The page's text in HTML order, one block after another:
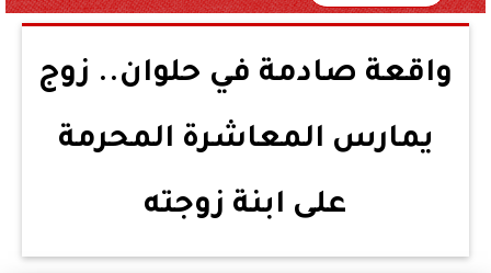
واقعة صادمة في حلوان.. زوج
يمارس المعاشرة المحرمة
على ابنة زوجته